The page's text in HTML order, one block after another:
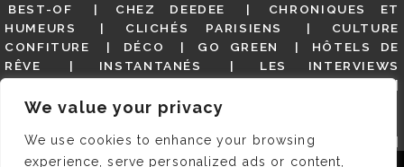
We value your privacy
We use cookies to enhance your browsing
experience, serve personalized ads or content,
BEST-OF
CHEZ DEEDEE
CHRONIQUES ET
HUMEURS
CLICHÉS PARISIENS
CULTURE
CONFITURE
DÉCO GO GREEN
HÔTELS DE
RÊVE
INSTANTANÉS
LES INTERVIEWS
MES ADRESSES
MODE NON CLASSÉ
GUIDE
PARIS EN PHOTOS
RESTAURANTS
REVUE DE PRESSE DÉTAILLÉE, SIOU PLAIT